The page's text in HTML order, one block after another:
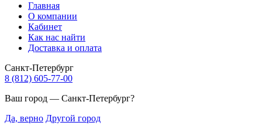
Главная
О компании
Кабинет
Как нас найти
Доставка и оплата
Санкт-Петербург
8 (812) 605-77-00
Ваш город — Санкт-Петербург?
Да, верно Другой город